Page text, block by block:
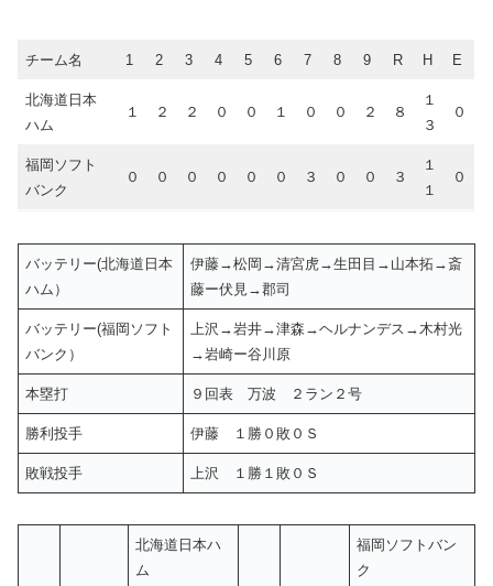
チーム名 1 2 3 4 5 6 7 8 9 R H E
北海道日本
ハム
１ ２ ２ ０ ０ １ ０ ０ ２ ８
１
３
０
福岡ソフト
バンク
０ ０ ０ ０ ０ ０ ３ ０ ０ ３
１
１
０
バッテリー(北海道日本
ハム）
伊藤→松岡→清宮虎→生田目→山本拓→斎
藤ー伏見→郡司
バッテリー(福岡ソフト
バンク）
上沢→岩井→津森→ヘルナンデス→木村光
→岩崎ー谷川原
本塁打 ９回表 万波 ２ラン２号
勝利投手 伊藤 １勝０敗０Ｓ
敗戦投手 上沢 １勝１敗０Ｓ
北海道日本ハ
ム
福岡ソフトバン
ク